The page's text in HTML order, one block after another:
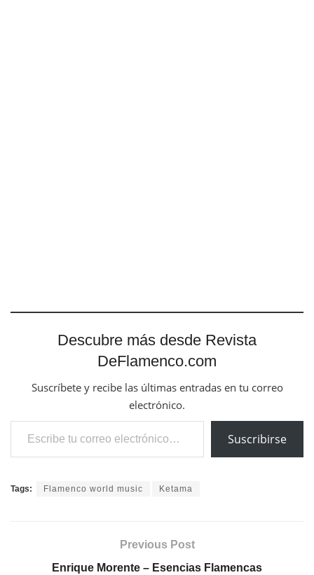
Descubre más desde Revista
DeFlamenco.com
Suscríbete y recibe las últimas entradas en tu correo
electrónico.
Escribe tu correo electrónico…
Suscribirse
Tags: Flamenco world music Ketama
Previous Post
Enrique Morente – Esencias Flamencas